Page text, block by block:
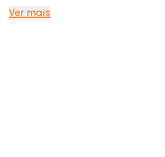
Ver mais